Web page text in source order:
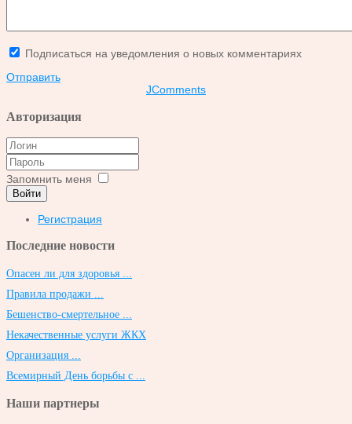
Подписаться на уведомления о новых комментариях
Отправить
JComments
Авторизация
Запомнить меня
Войти
Регистрация
Последние новости
Опасен ли для здоровья ...
Правила продажи ...
Бешенство-смертельное ...
Некачественные услуги ЖКХ
Организация ...
Всемирный День борьбы с ...
Наши партнеры